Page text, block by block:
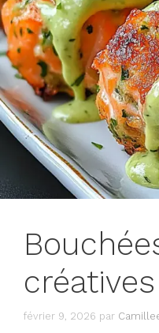
créatives
février 9, 2026 par